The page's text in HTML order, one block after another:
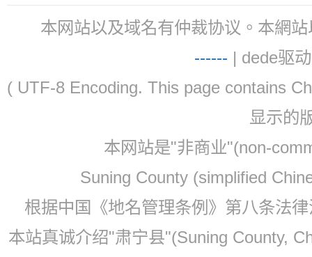
本网站以及域名有仲裁协议。本網
------ | dede驱
( UTF-8 Encoding. This page contains
显示的
本网站是"非商业"(non-
Suning County (simplified
根据中国《地名管理条例》第八条法
本站真诚介绍"肃宁县"(Suning County,